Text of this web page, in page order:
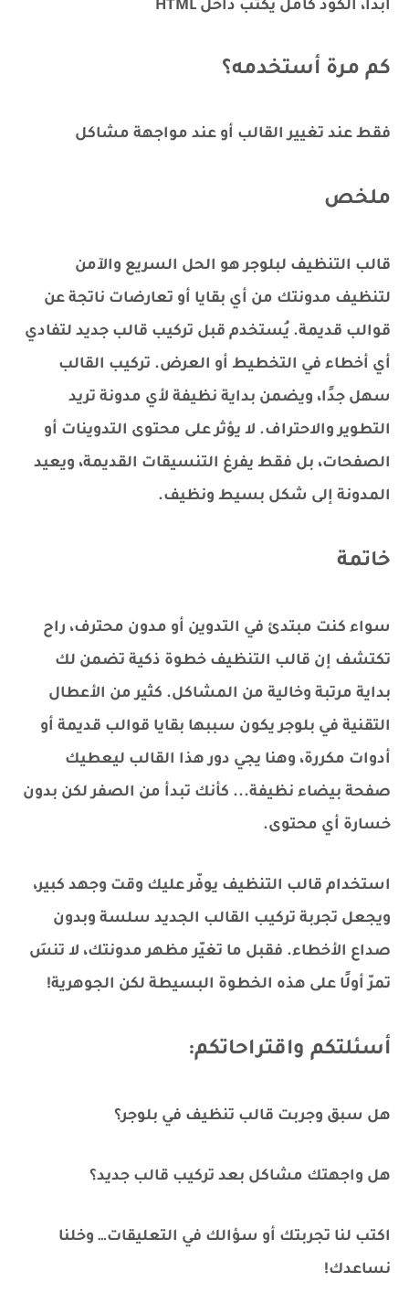
أبدًا، الكود كامل يُكتب داخل HTML
كم مرة أستخدمه؟
فقط عند تغيير القالب أو عند مواجهة مشاكل
ملخص
قالب التنظيف لبلوجر هو الحل السريع والآمن
لتنظيف مدونتك من أي بقايا أو تعارضات ناتجة عن
قوالب قديمة. يُستخدم قبل تركيب قالب جديد لتفادي
أي أخطاء في التخطيط أو العرض. تركيب القالب
سهل جدًا، ويضمن بداية نظيفة لأي مدونة تريد
التطوير والاحتراف. لا يؤثر على محتوى التدوينات أو
الصفحات، بل فقط يفرغ التنسيقات القديمة، ويعيد
المدونة إلى شكل بسيط ونظيف.
خاتمة
سواء كنت مبتدئ في التدوين أو مدون محترف، راح
تكتشف إن قالب التنظيف خطوة ذكية تضمن لك
بداية مرتبة وخالية من المشاكل. كثير من الأعطال
التقنية في بلوجر يكون سببها بقايا قوالب قديمة أو
أدوات مكررة، وهنا يجي دور هذا القالب ليعطيك
صفحة بيضاء نظيفة... كأنك تبدأ من الصفر لكن بدون
خسارة أي محتوى.
استخدام قالب التنظيف يوفّر عليك وقت وجهد كبير،
ويجعل تجربة تركيب القالب الجديد سلسة وبدون
صداع الأخطاء. فقبل ما تغيّر مظهر مدونتك، لا تنسَ
تمرّ أولًا على هذه الخطوة البسيطة لكن الجوهرية!
أسئلتكم واقتراحاتكم:
هل سبق وجربت قالب تنظيف في بلوجر؟
هل واجهتك مشاكل بعد تركيب قالب جديد؟
اكتب لنا تجربتك أو سؤالك في التعليقات… وخلنا
نساعدك!